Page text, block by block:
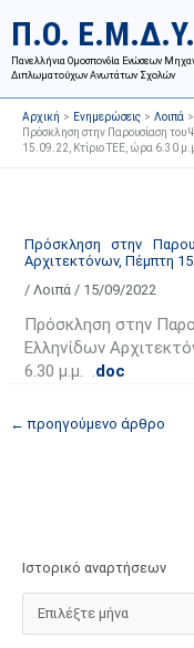
περιεχόμενο
Π.Ο.
Πανελλήνια Ομοσπονδία Ενώσεων
Διπλωματούχων Ανωτάτων Σχολών
Αρχική Ενημερώσεις
Λοιπά
Πρόσκληση στην Παρουσίαση
15.09.22, Κτίριο ΤΕΕ, ώρα 6.30
Πρόσκληση στην
Αρχιτεκτόνων, Πέμπτη
/ Λοιπά / 15/09/2022
Πρόσκληση στην
Ελληνίδων
6.30 μ.μ. .doc
← προηγούμενο άρθρο
Ιστορικό αναρτήσεων
τ
ο
ρ
ν
α
ρ
τ
ή
ε
τ
η
γ
ο
ς
ά
ρ
θ
ρ
ν
χ
ώ